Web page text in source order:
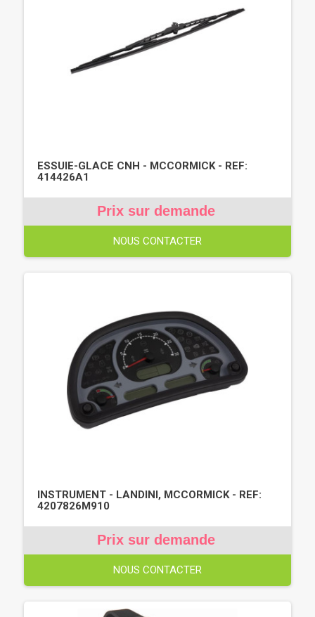
ESSUIE-GLACE CNH - MCCORMICK - REF:
414426A1
Prix sur demande
NOUS CONTACTER
INSTRUMENT - LANDINI, MCCORMICK - REF:
4207826M910
Prix sur demande
NOUS CONTACTER